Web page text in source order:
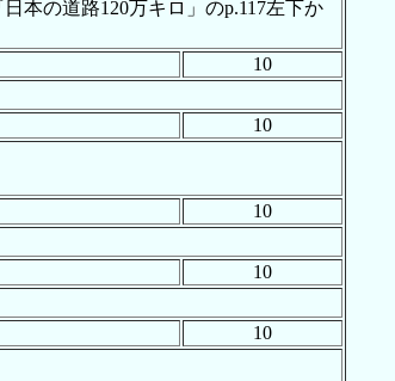
本の道路120万キロ」のp.117左下か
10
10
10
10
10